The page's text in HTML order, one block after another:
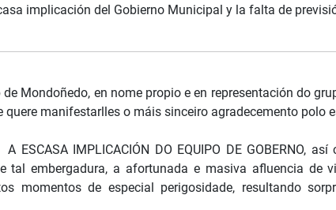
implicación del Gobierno Municipal y la falta de
Mondoñedo, en nome propio e en representación do
quere manifestarlles o máis sinceiro agradecemento
IMPLICACIÓN DO EQUIPO DE GOBERNO, así
tal embergadura, a afortunada e masiva afluencia de
momentos de especial perigosidade, resultando